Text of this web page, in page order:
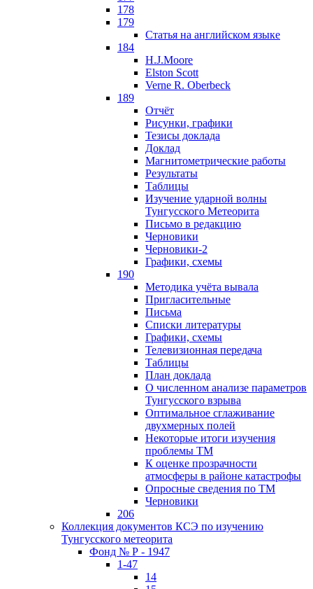
178
179
Статья на английском языке
184
H.J.Moore
Elston Scott
Verne R. Oberbeck
189
Отчёт
Рисунки, графики
Тезисы доклада
Доклад
Магнитометрические работы
Результаты
Таблицы
Изучение ударной волны
Тунгусского Метеорита
Письмо в редакцию
Черновики
Черновики-2
Графики, схемы
190
Методика учёта вывала
Пригласительные
Письма
Списки литературы
Графики, схемы
Телевизионная передача
Таблицы
План доклада
О численном анализе параметров
Тунгусского взрыва
Оптимальное сглаживание
двухмерных полей
Некоторые итоги изучения
проблемы ТМ
К оценке прозрачности
атмосферы в районе катастрофы
Опросные сведения по ТМ
Черновики
206
Коллекция документов КСЭ по изучению
Тунгусского метеорита
Фонд № Р - 1947
1-47
14